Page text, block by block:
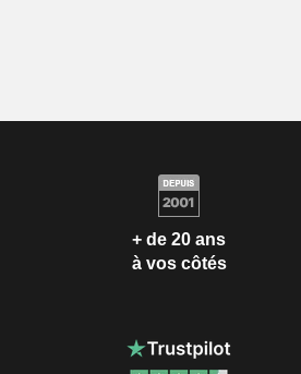
+ de 20 ans
à vos côtés